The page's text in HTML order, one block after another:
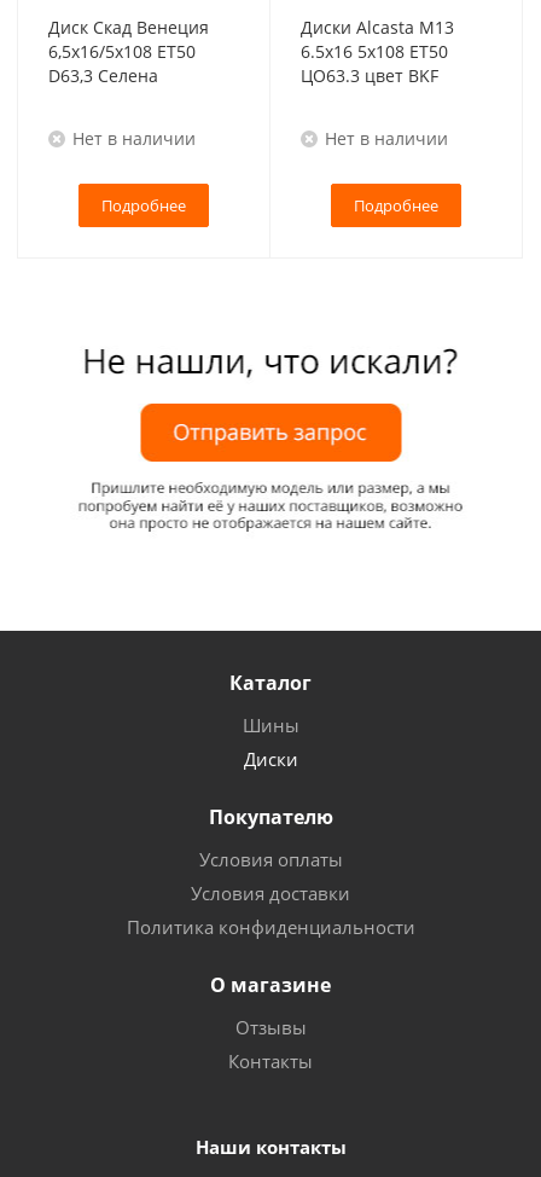
Диск Скад Венеция
6,5x16/5x108 ET50
D63,3 Селена
Нет в наличии
Подробнее
Диски Alcasta M13
6.5x16 5x108 ET50
ЦО63.3 цвет BKF
Нет в наличии
Подробнее
Каталог
Шины
Диски
Покупателю
Условия оплаты
Условия доставки
Политика конфиденциальности
О магазине
Отзывы
Контакты
Наши контакты